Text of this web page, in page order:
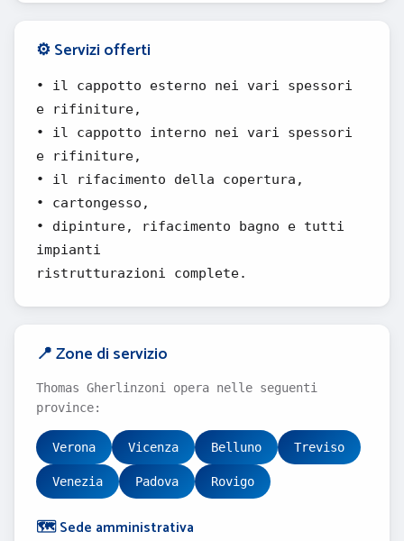
⚙️ Servizi offerti
• il cappotto esterno nei vari spessori
e rifiniture,
• il cappotto interno nei vari spessori
e rifiniture,
• il rifacimento della copertura,
• cartongesso,
• dipinture, rifacimento bagno e tutti
impianti
ristrutturazioni complete.
📍 Zone di servizio
Thomas Gherlinzoni opera nelle seguenti
province:
Verona Vicenza Belluno Treviso
Venezia Padova Rovigo
🗺️ Sede amministrativa